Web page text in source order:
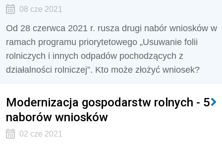
08 cze 2021
Od 28 czerwca 2021 r. rusza drugi nabór wniosków w
ramach programu priorytetowego „Usuwanie folii
rolniczych i innych odpadów pochodzących z
działalności rolniczej”. Kto może złożyć wniosek?
Modernizacja gospodarstw rolnych - 5
naborów wniosków
02 cze 2021